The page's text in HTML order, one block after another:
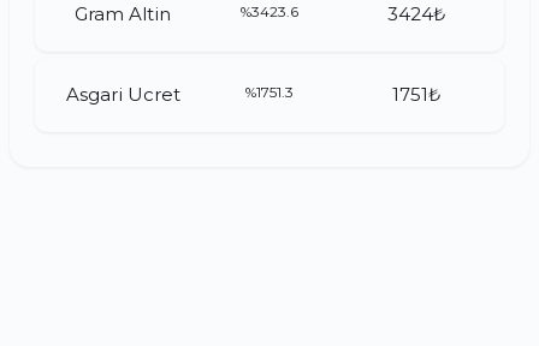
Gram Altin %3423.6 3424₺
Asgari Ucret %1751.3 1751₺